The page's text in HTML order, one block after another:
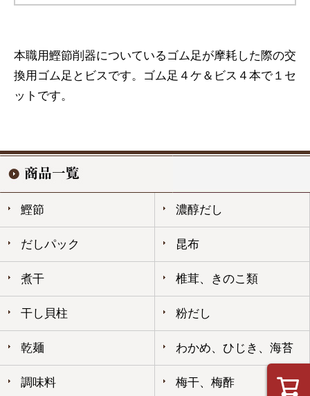
鰹節 濃醇だし
だしパック 昆布
煮干 椎茸、きのこ類
干し貝柱 粉だし
乾麺 わかめ、ひじき、海苔
調味料 梅干、梅酢
本職用鰹節削器についているゴム足が摩耗した際の交
換用ゴム足とビスです。ゴム足４ケ＆ビス４本で１セ
ットです。